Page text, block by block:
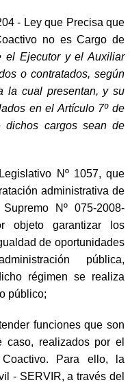
- Ley que Precisa que
no es Cargo de
el Ejecutor y el Auxiliar
o contratados, según
la cual presentan, y su
en el Artículo 7º de
cargos sean de
Nº 1057, que
administrativa de
Nº 075-2008-
objeto garantizar los
de oportunidades
pública,
régimen se realiza
público;
funciones que son
caso, realizados por el
Para ello, la
- SERVIR, a través del